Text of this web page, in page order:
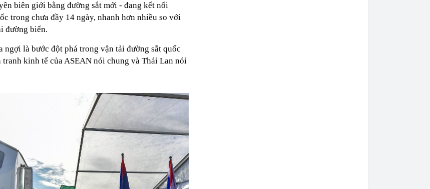
phê đều có 3 size đồ uống?
biên giới bằng đường sắt mới - đang kết nối
trong chưa đầy 14 ngày, nhanh hơn nhiều so với
đường biển.
ngợi là bước đột phá trong vận tải đường sắt quốc
tranh kinh tế của ASEAN nói chung và Thái Lan nói